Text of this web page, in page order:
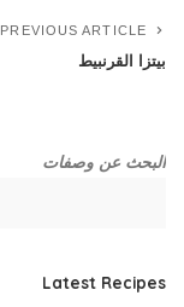
PREVIOUS ARTICLE
بيتزا القرنبيط
البحث عن وصفات
Latest Recipes